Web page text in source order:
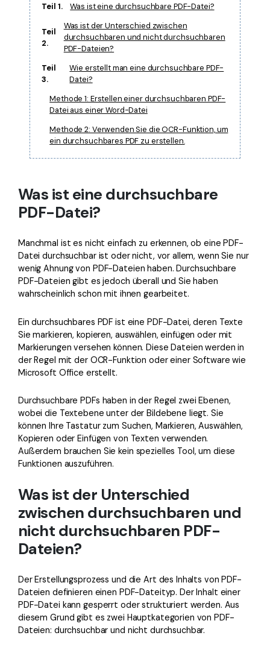
Teil 1. Was ist eine durchsuchbare PDF-Datei?
Teil
2.
Was ist der Unterschied zwischen
durchsuchbaren und nicht durchsuchbaren
PDF-Dateien?
Teil
3.
Wie erstellt man eine durchsuchbare PDF-
Datei?
Methode 1: Erstellen einer durchsuchbaren PDF-
Datei aus einer Word-Datei
Methode 2: Verwenden Sie die OCR-Funktion, um
ein durchsuchbares PDF zu erstellen.
Was ist eine durchsuchbare
PDF-Datei?
Manchmal ist es nicht einfach zu erkennen, ob eine PDF-
Datei durchsuchbar ist oder nicht, vor allem, wenn Sie nur
wenig Ahnung von PDF-Dateien haben. Durchsuchbare
PDF-Dateien gibt es jedoch überall und Sie haben
wahrscheinlich schon mit ihnen gearbeitet.
Ein durchsuchbares PDF ist eine PDF-Datei, deren Texte
Sie markieren, kopieren, auswählen, einfügen oder mit
Markierungen versehen können. Diese Dateien werden in
der Regel mit der OCR-Funktion oder einer Software wie
Microsoft Office erstellt.
Durchsuchbare PDFs haben in der Regel zwei Ebenen,
wobei die Textebene unter der Bildebene liegt. Sie
können Ihre Tastatur zum Suchen, Markieren, Auswählen,
Kopieren oder Einfügen von Texten verwenden.
Außerdem brauchen Sie kein spezielles Tool, um diese
Funktionen auszuführen.
Was ist der Unterschied
zwischen durchsuchbaren und
nicht durchsuchbaren PDF-
Dateien?
Der Erstellungsprozess und die Art des Inhalts von PDF-
Dateien definieren einen PDF-Dateityp. Der Inhalt einer
PDF-Datei kann gesperrt oder strukturiert werden. Aus
diesem Grund gibt es zwei Hauptkategorien von PDF-
Dateien: durchsuchbar und nicht durchsuchbar.